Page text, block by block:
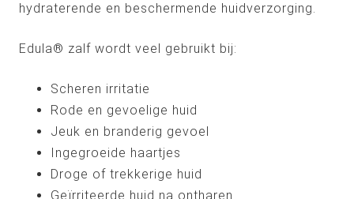
hydraterende en beschermende huidverzorging.
Edula® zalf wordt veel gebruikt bij:
Scheren irritatie
Rode en gevoelige huid
Jeuk en branderig gevoel
Ingegroeide haartjes
Droge of trekkerige huid
Geïrriteerde huid na ontharen